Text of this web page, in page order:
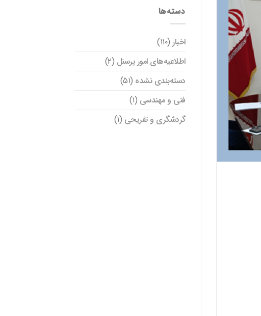
دسته‌ها
اخبار (۱۱۰)
اطلاعیه‌های امور پرسنل (۲)
دسته‌بندی نشده (۵۱)
فنی و مهندسی (۱)
گردشگری و تفریحی (۱)